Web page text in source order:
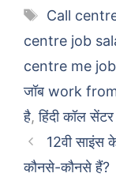
Tags
Call
centre job
centre me
जॉब work
है,हिंदी कॉल
12वी
कौनसे-कौनसे हैं?